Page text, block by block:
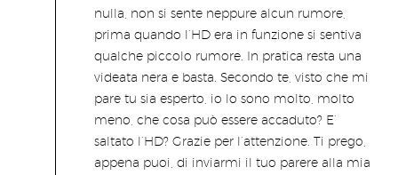
nulla, non si sente neppure alcun rumore,
prima quando l’HD era in funzione si sentiva
qualche piccolo rumore. In pratica resta una
videata nera e basta. Secondo te, visto che mi
pare tu sia esperto, io lo sono molto, molto
meno, che cosa può essere accaduto? E’
saltato l’HD? Grazie per l’attenzione. Ti prego,
appena puoi, di inviarmi il tuo parere alla mia